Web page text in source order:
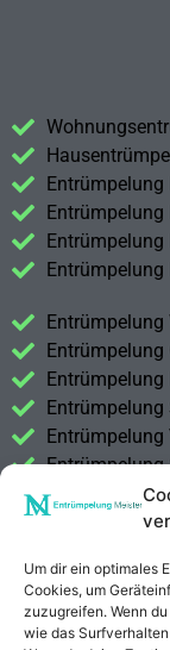
Um dir ein optimales
Cookies, um
zuzugreifen. Wenn
wie das
Entrümpelung
Entrümpelung
Entrümpelung
Entrümpelung
Entrümpelung
Entrümpelung
Entrümpelung
Entrümpelung
Entrümpelung
Entrümpelung
Kontakt